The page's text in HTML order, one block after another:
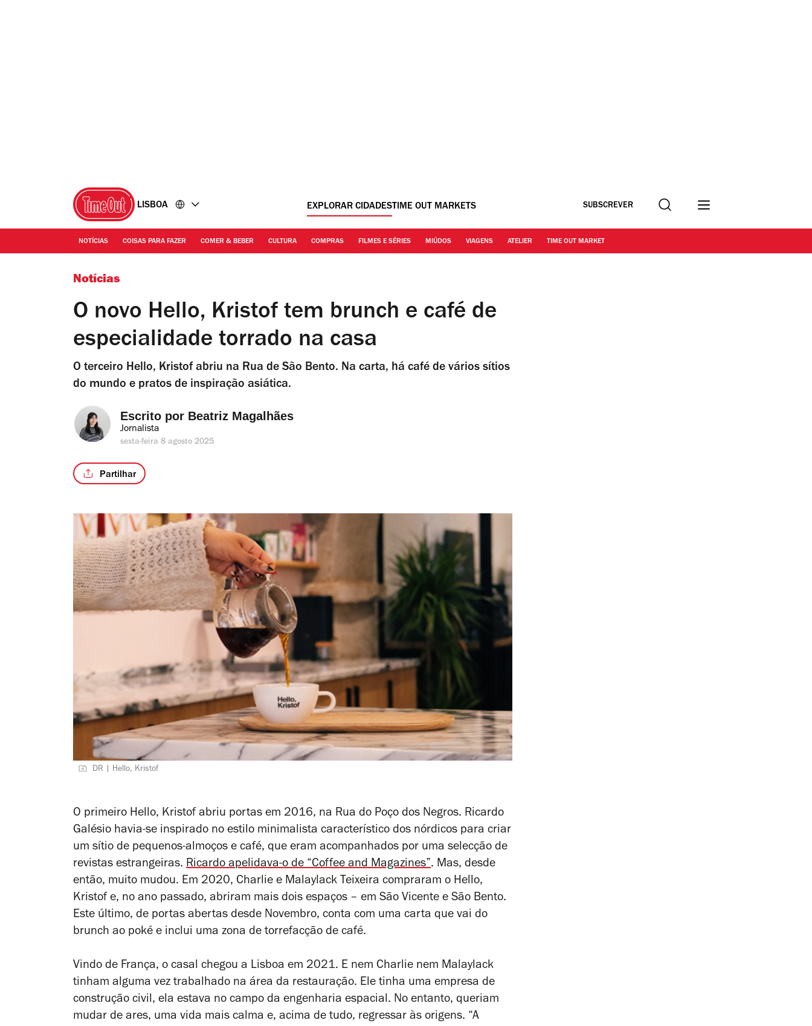
LISBOA EXPLORAR CIDADESTIME OUT MARKETS SUBSCREVER Procurar
NOTÍCIAS COISAS PARA FAZER COMER & BEBER CULTURA COMPRAS FILMES E SÉRIES MIÚDOS VIAGENS ATELIER TIME OUT MARKET
Notícias
O novo Hello, Kristof tem brunch e café de
especialidade torrado na casa
O terceiro Hello, Kristof abriu na Rua de São Bento. Na carta, há café de vários sítios
do mundo e pratos de inspiração asiática.
Escrito por Beatriz Magalhães
Jornalista
sexta-feira 8 agosto 2025
Partilhar
DR | Hello, Kristof
O primeiro Hello, Kristof abriu portas em 2016, na Rua do Poço dos Negros. Ricardo
Galésio havia-se inspirado no estilo minimalista característico dos nórdicos para criar
um sítio de pequenos-almoços e café, que eram acompanhados por uma selecção de
revistas estrangeiras. Ricardo apelidava-o de “Coffee and Magazines”. Mas, desde
então, muito mudou. Em 2020, Charlie e Malaylack Teixeira compraram o Hello,
Kristof e, no ano passado, abriram mais dois espaços – em São Vicente e São Bento.
Este último, de portas abertas desde Novembro, conta com uma carta que vai do
brunch ao poké e inclui uma zona de torrefacção de café.
Vindo de França, o casal chegou a Lisboa em 2021. E nem Charlie nem Malaylack
tinham alguma vez trabalhado na área da restauração. Ele tinha uma empresa de
construção civil, ela estava no campo da engenharia espacial. No entanto, queriam
mudar de ares, uma vida mais calma e, acima de tudo, regressar às origens. “A